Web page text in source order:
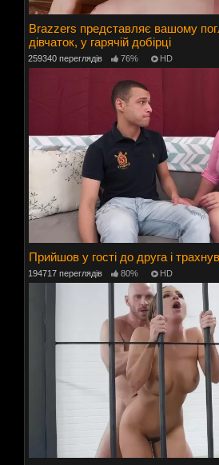
Brazzers представляє вашому
дівчаток, у гарячій добірці
259340 переглядів 76% HD
Прийшов у гості до друга і
194717 переглядів 80% HD